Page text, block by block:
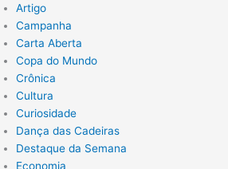
Artigo
Campanha
Carta Aberta
Copa do Mundo
Crônica
Cultura
Curiosidade
Dança das Cadeiras
Destaque da Semana
Economia